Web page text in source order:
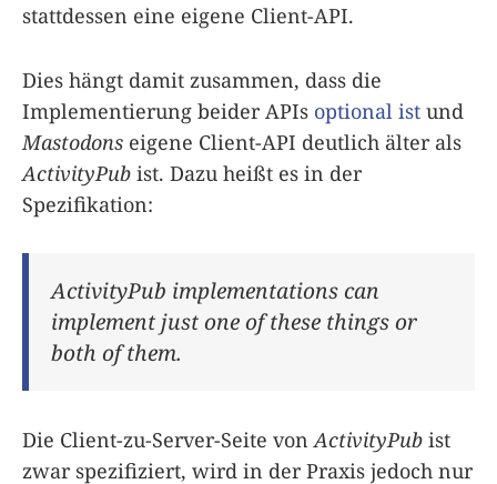
stattdessen eine eigene Client-API.
Dies hängt damit zusammen, dass die
Implementierung beider APIs optional ist und
Mastodons eigene Client-API deutlich älter als
ActivityPub ist. Dazu heißt es in der
Spezifikation:
ActivityPub implementations can
implement just one of these things or
both of them.
Die Client-zu-Server-Seite von ActivityPub ist
zwar spezifiziert, wird in der Praxis jedoch nur